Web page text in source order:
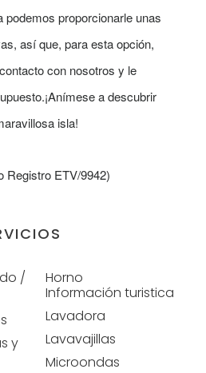
podemos proporcionarle unas
así que, para esta opción,
con nosotros y le
a descubrir
isla!
Registro ETV/9942)
/
y
Horno
Información turistica
Lavadora
Lavavajillas
Microondas